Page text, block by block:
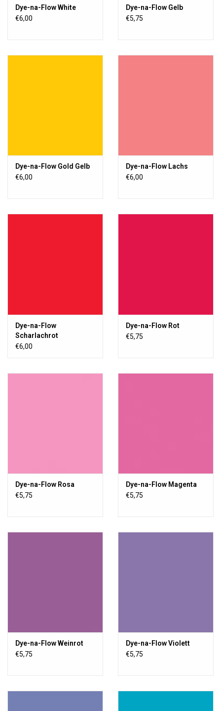
Dye-na-Flow White
€6,00
Dye-na-Flow Gelb
€5,75
Dye-na-Flow Gold Gelb
€6,00
Dye-na-Flow Lachs
€6,00
Dye-na-Flow
Scharlachrot
€6,00
Dye-na-Flow Rot
€5,75
Dye-na-Flow Rosa
€5,75
Dye-na-Flow Magenta
€5,75
Dye-na-Flow Weinrot
€5,75
Dye-na-Flow Violett
€5,75